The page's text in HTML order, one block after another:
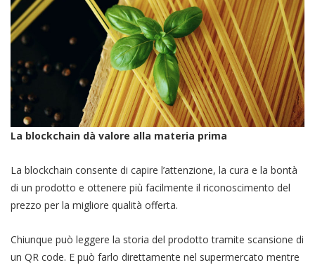
La blockchain dà valore alla materia prima
La blockchain consente di capire l’attenzione, la cura e la bontà
di un prodotto e ottenere più facilmente il riconoscimento del
prezzo per la migliore qualità offerta.
Chiunque può leggere la storia del prodotto tramite scansione di
un QR code. E può farlo direttamente nel supermercato mentre